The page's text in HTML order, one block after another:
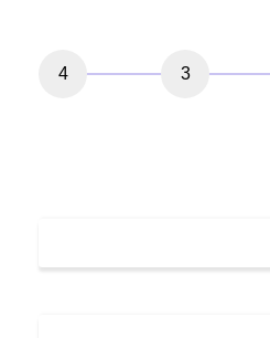
3
4